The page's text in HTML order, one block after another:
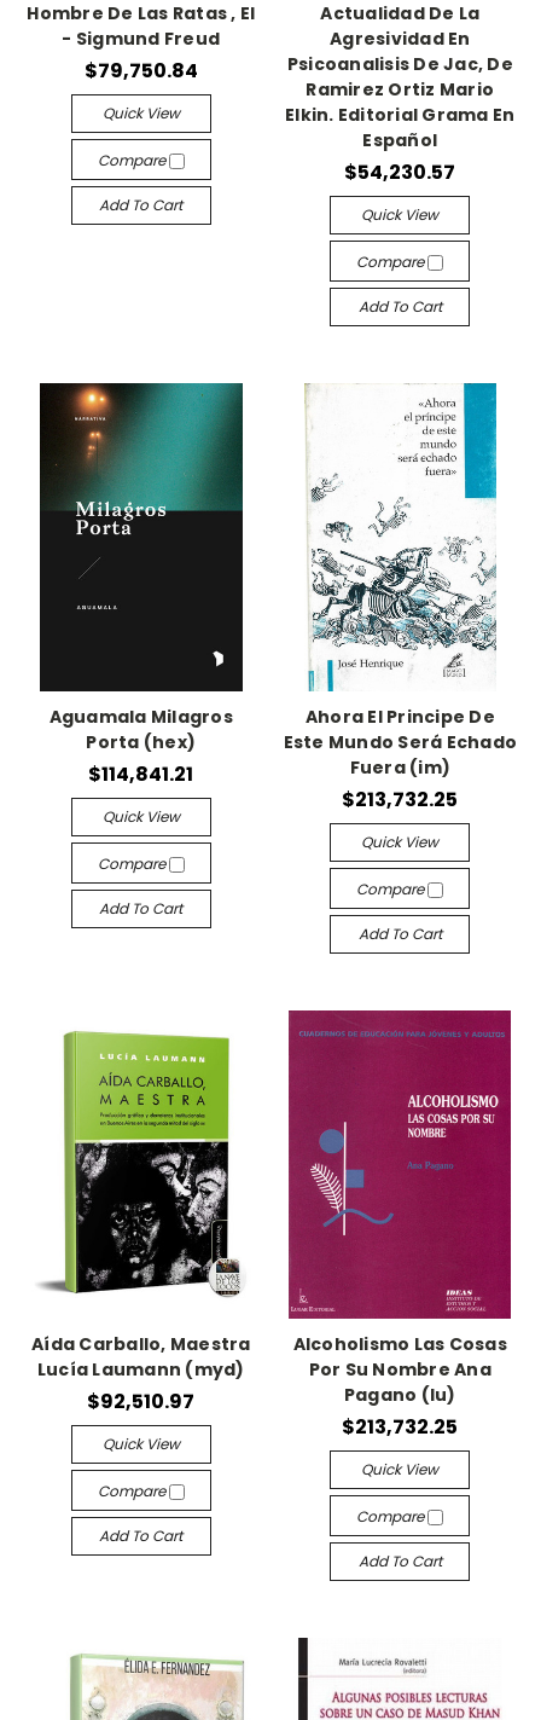
Hombre De Las Ratas , El
- Sigmund Freud
$79,750.84
Quick View
Compare
Add To Cart
Actualidad De La
Agresividad En
Psicoanalisis De Jac, De
Ramirez Ortiz Mario
Elkin. Editorial Grama En
Español
$54,230.57
Quick View
Compare
Add To Cart
Aguamala Milagros
Porta (hex)
$114,841.21
Quick View
Compare
Add To Cart
Ahora El Principe De
Este Mundo Será Echado
Fuera (im)
$213,732.25
Quick View
Compare
Add To Cart
Aída Carballo, Maestra
Lucía Laumann (myd)
$92,510.97
Quick View
Compare
Add To Cart
Alcoholismo Las Cosas
Por Su Nombre Ana
Pagano (lu)
$213,732.25
Quick View
Compare
Add To Cart